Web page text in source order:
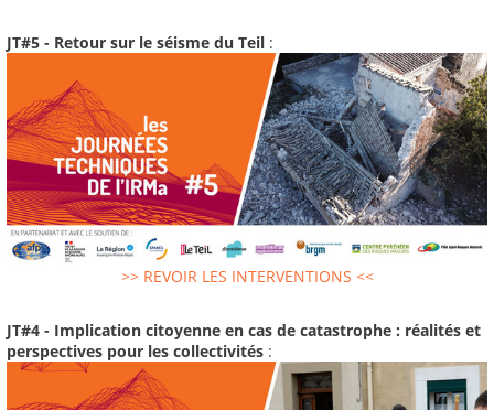
JT#5 - Retour sur le séisme du Teil :
>> REVOIR LES INTERVENTIONS <<
JT#4 - Implication citoyenne en cas de catastrophe : réalités et
perspectives pour les collectivités :